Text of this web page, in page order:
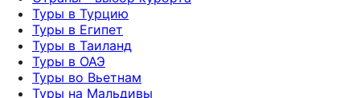
Туры в Турцию
Туры в Египет
Туры в Таиланд
Туры в ОАЭ
Туры во Вьетнам
Туры на Мальдивы